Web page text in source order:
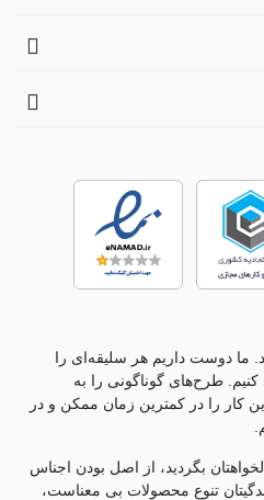
ما دوست داریم هر سلیقه‌ای را
کنیم. طرح‌های گوناگونی را به
کار را در کمترین زمان ممکن و در
بگردید، از اصل بودن اجناس
تنوع محصولات بی معناست،